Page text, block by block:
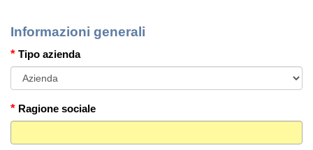
Informazioni generali
* Tipo azienda
* Ragione sociale